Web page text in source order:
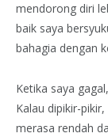
mendorong diri
baik saya
bahagia dengan
Ketika saya
Kalau dipikir-
merasa rendah